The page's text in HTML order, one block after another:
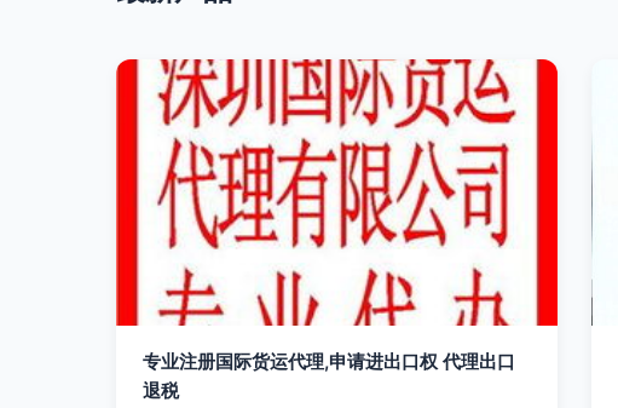
专业注册国际货运代理,申请进出口权 代理出口
退税